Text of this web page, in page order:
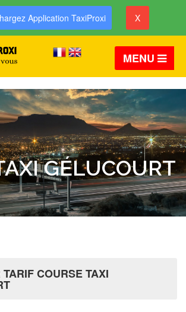
Application TaxiProxi X
MENU
GÉLUCOURT
COURSE TAXI